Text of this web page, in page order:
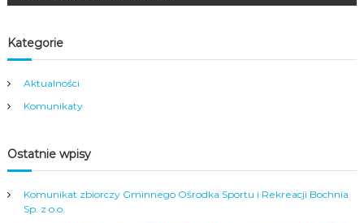
Kategorie
Aktualności
Komunikaty
Ostatnie wpisy
Komunikat zbiorczy Gminnego Ośrodka Sportu i Rekreacji Bochnia
Sp. z o.o.